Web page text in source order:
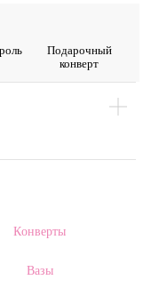
Подарочный
конверт
Конверты
Вазы